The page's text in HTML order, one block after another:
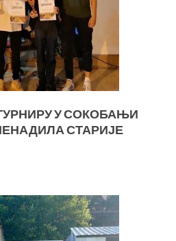
У СОКОБАЊИ
СТАРИЈЕ